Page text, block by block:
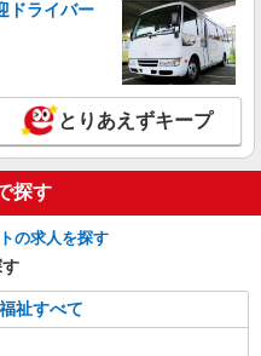
詳細を見る
でこぢんまりしたグルホ＊家
ン代含む)＞
詳細を見る
ドライバー
とりあえずキープ
探す
の求人を探す
祉すべて